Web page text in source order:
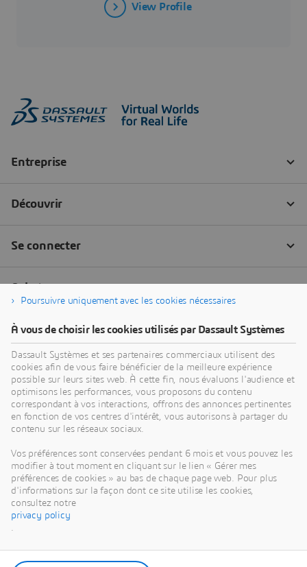
View Profile
Poursuivre uniquement avec les cookies nécessaires
À vous de choisir les cookies utilisés par Dassault Systèmes
Dassault Systèmes et ses partenaires commerciaux utilisent des
cookies afin de vous faire bénéficier de la meilleure expérience
possible sur leurs sites web. À cette fin, nous évaluons l'audience et
optimisons les performances, vous proposons du contenu
correspondant à vos interactions, offrons des annonces pertinentes
en fonction de vos centres d'intérêt, vous autorisons à partager du
contenu sur les réseaux sociaux.
Vos préférences sont conservées pendant 6 mois et vous pouvez les
modifier à tout moment en cliquant sur le lien « Gérer mes
préférences de cookies » au bas de chaque page web. Pour plus
d'informations sur la façon dont ce site utilise les cookies,
consultez notre
privacy policy
.